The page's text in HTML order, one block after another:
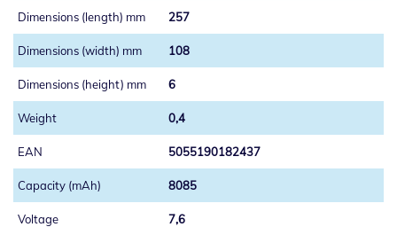
257
108
6
0,4
5055190182437
8085
7,6